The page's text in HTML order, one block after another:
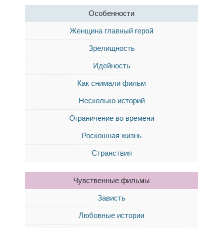
Особенности
Женщина главный герой
Зрелищность
Идейность
Как снимали фильм
Несколько историй
Ограничение во времени
Роскошная жизнь
Странствия
Чувственные фильмы
Зависть
Любовные истории